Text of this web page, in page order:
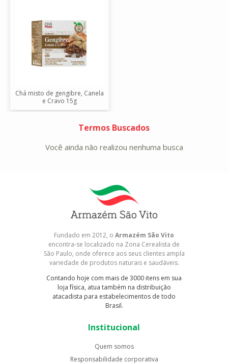
Chá misto de gengibre, Canela
e Cravo 15g
Termos Buscados
Você ainda não realizou nenhuma busca
Fundado em 2012, o Armazém São Vito
encontra-se localizado na Zona Cerealista de
São Paulo, onde oferece aos seus clientes ampla
variedade de produtos naturais e saudáveis.
Contando hoje com mais de 3000 itens em sua
loja física, atua também na distribuição
atacadista para estabelecimentos de todo
Brasil.
Institucional
Quem somos
Responsabilidade corporativa